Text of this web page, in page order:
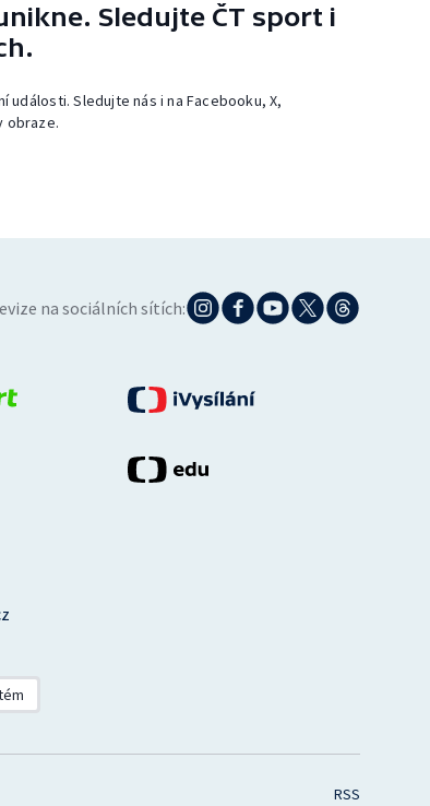
Sledujte ČT sport i
Sledujte nás i na Facebooku, X,
obraze.
na sociálních sítích:
RSS